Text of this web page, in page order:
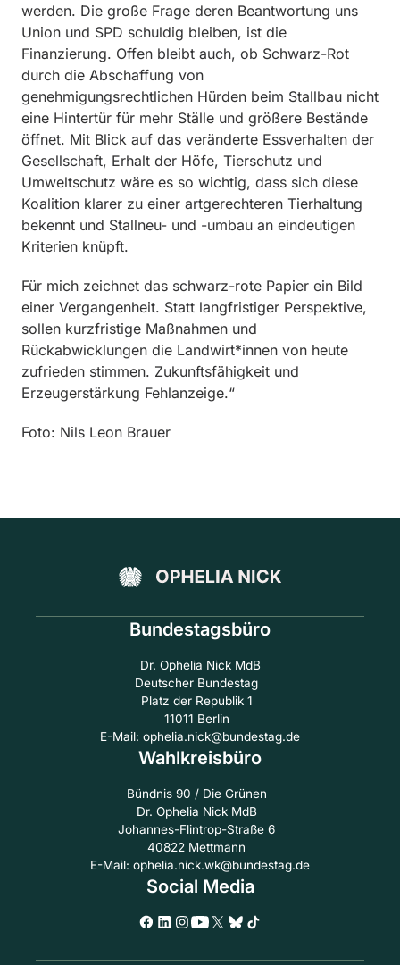
werden. Die große Frage deren Beantwortung uns
Union und SPD schuldig bleiben, ist die
Finanzierung. Offen bleibt auch, ob Schwarz-Rot
durch die Abschaffung von
genehmigungsrechtlichen Hürden beim Stallbau nicht
eine Hintertür für mehr Ställe und größere Bestände
öffnet. Mit Blick auf das veränderte Essverhalten der
Gesellschaft, Erhalt der Höfe, Tierschutz und
Umweltschutz wäre es so wichtig, dass sich diese
Koalition klarer zu einer artgerechteren Tierhaltung
bekennt und Stallneu- und -umbau an eindeutigen
Kriterien knüpft.
Für mich zeichnet das schwarz-rote Papier ein Bild
einer Vergangenheit. Statt langfristiger Perspektive,
sollen kurzfristige Maßnahmen und
Rückabwicklungen die Landwirt*innen von heute
zufrieden stimmen. Zukunftsfähigkeit und
Erzeugerstärkung Fehlanzeige.“
Foto: Nils Leon Brauer
Bundestagsbüro
Dr. Ophelia Nick MdB
Deutscher Bundestag
Platz der Republik 1
11011 Berlin
E-Mail: ophelia.nick@bundestag.de
Wahlkreisbüro
Bündnis 90 / Die Grünen
Dr. Ophelia Nick MdB
Johannes-Flintrop-Straße 6
40822 Mettmann
E-Mail: ophelia.nick.wk@bundestag.de
Social Media